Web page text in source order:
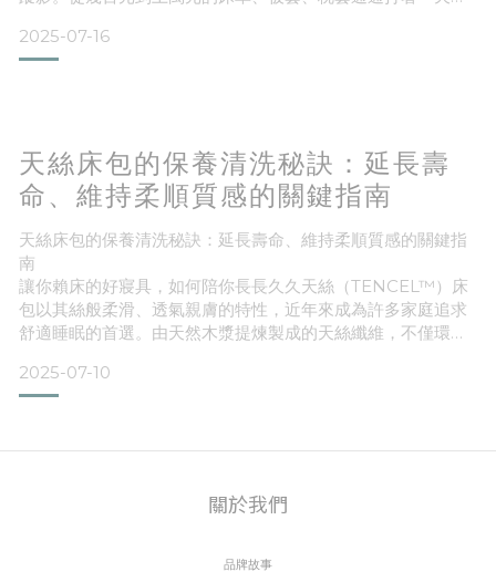
它能在台灣潮濕悶熱的氣候中贏得消費者的心？以下就帶你從
多個面向，深入了解這個被譽為「比絲更柔軟、比棉更吸水、
「天絲」是一種以天然木漿為原料，經由環保工藝製成的
2025-07-16
天絲床包的保養清洗秘訣：延長壽
命、維持柔順質感的關鍵指南
天絲床包的保養清洗秘訣：延長壽命、維持柔順質感的關鍵指
南
讓你賴床的好寢具，如何陪你長長久久天絲（TENCEL™）床
包以其絲般柔滑、透氣親膚的特性，近年來成為許多家庭追求
舒適睡眠的首選。由天然木漿提煉製成的天絲纖維，不僅環
嫩，需要細心的保養與正確的清洗方式，才能維持其最佳狀
態，延長使用壽命。本文將帶你深入了解天絲床包的保養清洗
一、清洗前的準備：養成好習慣，延長使用壽命
2025-07-10
關於我們
品牌故事